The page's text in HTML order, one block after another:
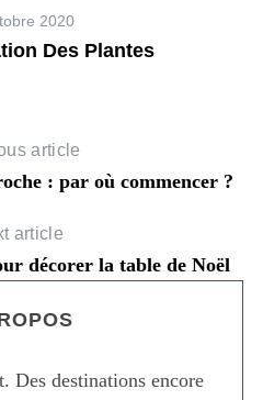
2020
Des Plantes
article
: par où commencer ?
article
décorer la table de Noël
Des destinations encore